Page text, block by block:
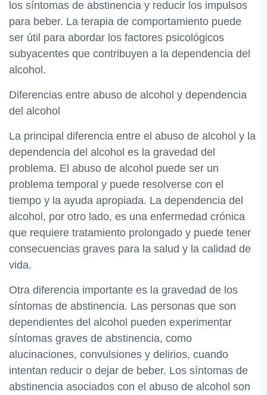
los síntomas de abstinencia y reducir los impulsos
para beber. La terapia de comportamiento puede
ser útil para abordar los factores psicológicos
subyacentes que contribuyen a la dependencia del
alcohol.
Diferencias entre abuso de alcohol y dependencia
del alcohol
La principal diferencia entre el abuso de alcohol y la
dependencia del alcohol es la gravedad del
problema. El abuso de alcohol puede ser un
problema temporal y puede resolverse con el
tiempo y la ayuda apropiada. La dependencia del
alcohol, por otro lado, es una enfermedad crónica
que requiere tratamiento prolongado y puede tener
consecuencias graves para la salud y la calidad de
vida.
Otra diferencia importante es la gravedad de los
síntomas de abstinencia. Las personas que son
dependientes del alcohol pueden experimentar
síntomas graves de abstinencia, como
alucinaciones, convulsiones y delirios, cuando
intentan reducir o dejar de beber. Los síntomas de
abstinencia asociados con el abuso de alcohol son